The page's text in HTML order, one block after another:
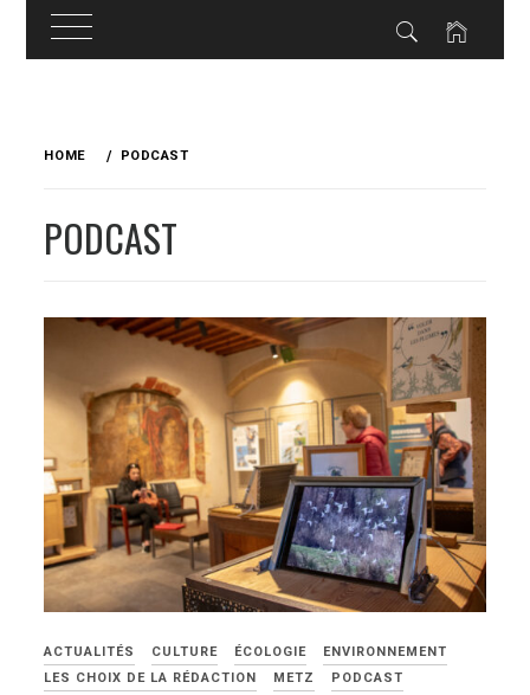
HOME PODCAST
PODCAST
ACTUALITÉS CULTURE ÉCOLOGIE
ENVIRONNEMENT
LES CHOIX DE LA RÉDACTION
METZ
PODCAST